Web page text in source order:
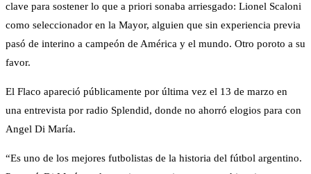
clave para sostener lo que a priori sonaba arriesgado: Lionel Scaloni
como seleccionador en la Mayor, alguien que sin experiencia previa
pasó de interino a campeón de América y el mundo. Otro poroto a su
favor.
El Flaco apareció públicamente por última vez el 13 de marzo en
una entrevista por radio Splendid, donde no ahorró elogios para con
Angel Di María.
“Es uno de los mejores futbolistas de la historia del fútbol argentino.